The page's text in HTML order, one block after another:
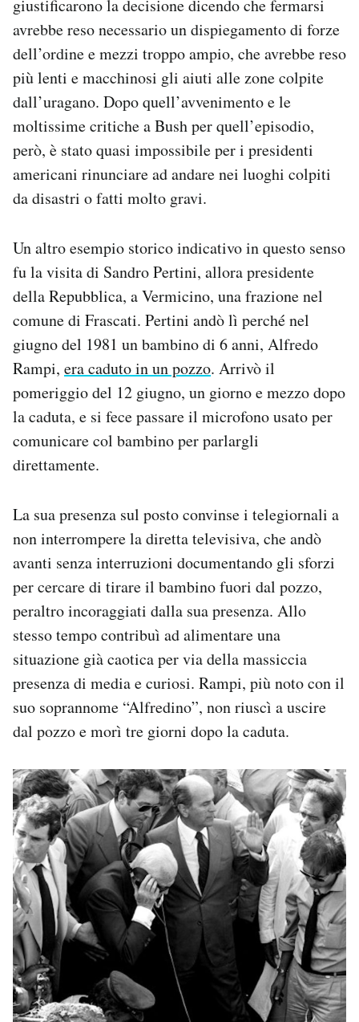
giustificarono la decisione dicendo che fermarsi
avrebbe reso necessario un dispiegamento di forze
dell’ordine e mezzi troppo ampio, che avrebbe reso
più lenti e macchinosi gli aiuti alle zone colpite
dall’uragano. Dopo quell’avvenimento e le
moltissime critiche a Bush per quell’episodio,
però, è stato quasi impossibile per i presidenti
americani rinunciare ad andare nei luoghi colpiti
da disastri o fatti molto gravi.
Un altro esempio storico indicativo in questo senso
fu la visita di Sandro Pertini, allora presidente
della Repubblica, a Vermicino, una frazione nel
comune di Frascati. Pertini andò lì perché nel
giugno del 1981 un bambino di 6 anni, Alfredo
Rampi, era caduto in un pozzo. Arrivò il
pomeriggio del 12 giugno, un giorno e mezzo dopo
la caduta, e si fece passare il microfono usato per
comunicare col bambino per parlargli
direttamente.
La sua presenza sul posto convinse i telegiornali a
non interrompere la diretta televisiva, che andò
avanti senza interruzioni documentando gli sforzi
per cercare di tirare il bambino fuori dal pozzo,
peraltro incoraggiati dalla sua presenza. Allo
stesso tempo contribuì ad alimentare una
situazione già caotica per via della massiccia
presenza di media e curiosi. Rampi, più noto con il
suo soprannome “Alfredino”, non riuscì a uscire
dal pozzo e morì tre giorni dopo la caduta.